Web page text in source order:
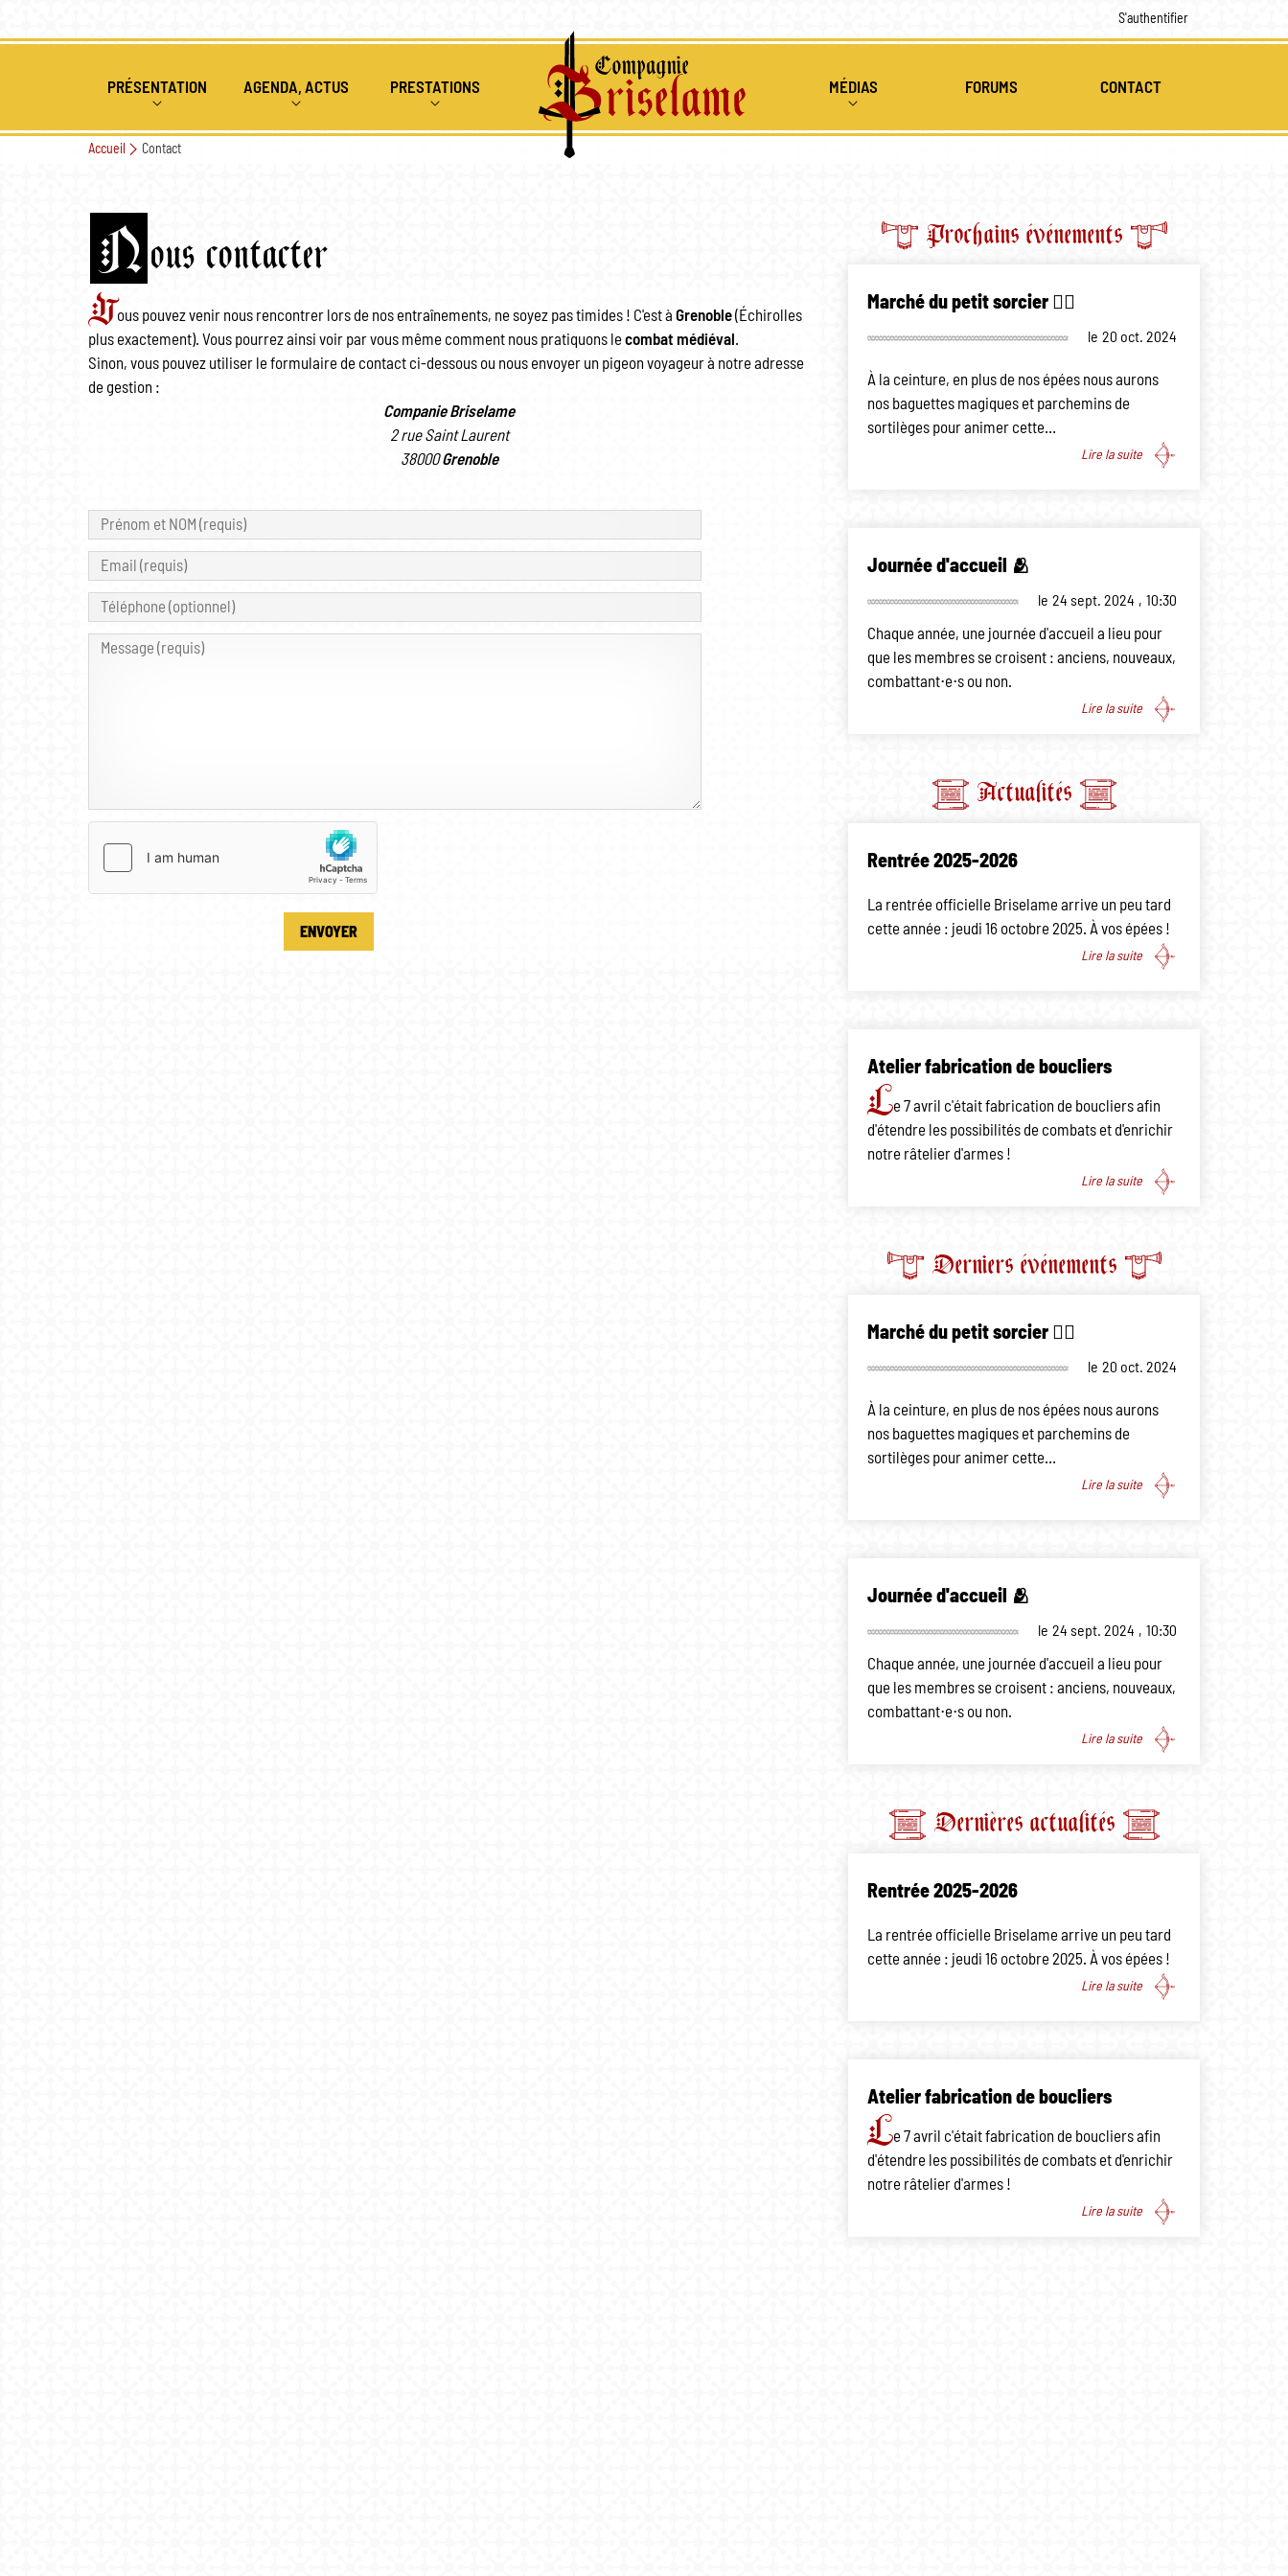
S'authentifier
PRÉSENTATION
QUI SOMMES NOUS
HISTORIQUE 2EME ANNÉE
ARCHERIE
SPECTACLES DE FEU
AGENDA, ACTUS PRESTATIONS MÉDIAS FORUMS CONTACT
Accueil Contact
N ous contacter
Vous pouvez venir nous rencontrer lors de nos entraînements, ne soyez pas timides ! C'est à Grenoble(Échirolles
plus exactement). Vous pourrez ainsi voir par vous même comment nous pratiquons lecombat médiéval .
Sinon, vous pouvez utiliser le formulaire de contact ci-dessous ou nous envoyer un pigeon voyageur à notre adresse
de gestion :
Companie Briselame
2 rue Saint Laurent
38000Grenoble
ENVOYER
Prochains événements
Marché du petit sorcier 🧙‍♂️
le 20 oct. 2024
À la ceinture, en plus de nos épées nous aurons
nos baguettes magiques et parchemins de
sortilèges pour animer cette…
Lire la suite
Journée d'accueil 🫂
le 24 sept. 2024 , 10:30
Chaque année, une journée d'accueil a lieu pour
que les membres se croisent : anciens, nouveaux,
combattant⋅e⋅s ou non.
Lire la suite
Actualités
Rentrée 2025-2026
La rentrée officielle Briselame arrive un peu tard
cette année : jeudi 16 octobre 2025. À vos épées !
Lire la suite
Atelier fabrication de boucliers
Le 7 avril c'était fabrication de boucliers afin
d'étendre les possibilités de combats et d'enrichir
notre râtelier d'armes !
Lire la suite
Derniers événements
Marché du petit sorcier 🧙‍♂️
le 20 oct. 2024
À la ceinture, en plus de nos épées nous aurons
nos baguettes magiques et parchemins de
sortilèges pour animer cette…
Lire la suite
Journée d'accueil 🫂
le 24 sept. 2024 , 10:30
Chaque année, une journée d'accueil a lieu pour
que les membres se croisent : anciens, nouveaux,
combattant⋅e⋅s ou non.
Lire la suite
Dernières actualités
Rentrée 2025-2026
La rentrée officielle Briselame arrive un peu tard
cette année : jeudi 16 octobre 2025. À vos épées !
Lire la suite
Atelier fabrication de boucliers
Le 7 avril c'était fabrication de boucliers afin
d'étendre les possibilités de combats et d'enrichir
notre râtelier d'armes !
Lire la suite